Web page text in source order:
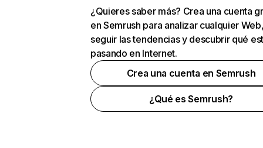
¿Quieres saber más? Crea una cuenta
en Semrush para analizar cualquier
seguir las tendencias y descubrir qué
pasando en Internet.
Crea una cuenta en Semrush
¿Qué es Semrush?